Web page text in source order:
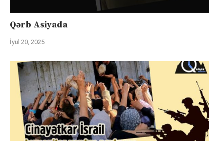
Qərb Asiyada
İyul 20, 2025